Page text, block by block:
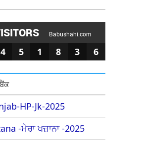
Babushahi.com
4 5 1 8 3 6
HP-Jk-2025
-ਮੇਰਾ ਖਜ਼ਾਨਾ -2025